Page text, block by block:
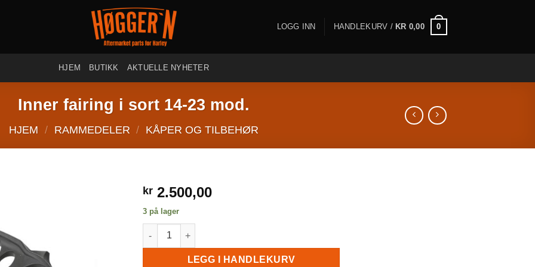
LOGG INN HANDLEKURV / KR 0,00 0
HJEM BUTIKK AKTUELLE NYHETER
Inner fairing i sort 14-23 mod.
HJEM / RAMMEDELER / KÅPER OG TILBEHØR
kr 2.500,00
3 på lager
Inner fairing i sort 14-23 mod. antall
LEGG I HANDLEKURV